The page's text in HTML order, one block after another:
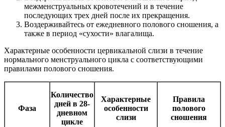
межменструальных кровотечений и в течение
последующих трех дней после их прекращения.
Воздерживайтесь от ежедневного полового сношения, а
также в период «сухости» влагалища.
Характерные особенности цервикальной слизи в течение
нормального менструального цикла с соответствующими
правилами полового сношения.
Фаза
Количество
дней в 28-
дневном
цикле
Характерные
особенности
слизи
Правила
полового
сношения